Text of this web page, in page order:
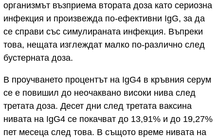
организмът възприема втората доза като сериозна
инфекция и произвежда по-ефективни IgG, за да
се справи със симулираната инфекция. Въпреки
това, нещата изглеждат малко по-различно след
бустерната доза.
В проучването процентът на IgG4 в кръвния серум
се е повишил до неочаквано високи нива след
третата доза. Десет дни след третата ваксина
нивата на IgG4 се покачват до 13,91% и до 19,27%
пет месеца след това. В същото време нивата на